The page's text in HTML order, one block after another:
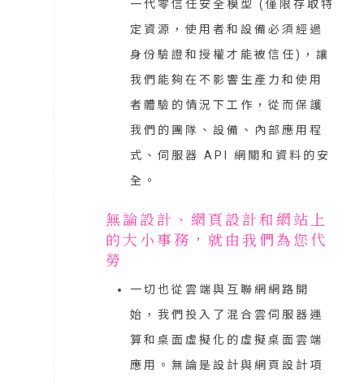
一代零信任安全模型 (僅限存取特
定資源，使用者和設備必須經過
身份驗證和授權才能被信任)，讓
我們能夠在不影響生產力和使用
者體驗的情況下工作，從而保護
我們的團隊、設備、內部應用程
式、伺服器 API 網關和資料的安
全。
無論設計、網頁設計和網站上
的大小事務，就由我們為您代
勞
一切也從雲端與互聯網網路開
始，我們投入了混合雲伺服器運
算和桌面虛擬化的虛擬桌面雲端
應用。無論是設計與網頁設計項